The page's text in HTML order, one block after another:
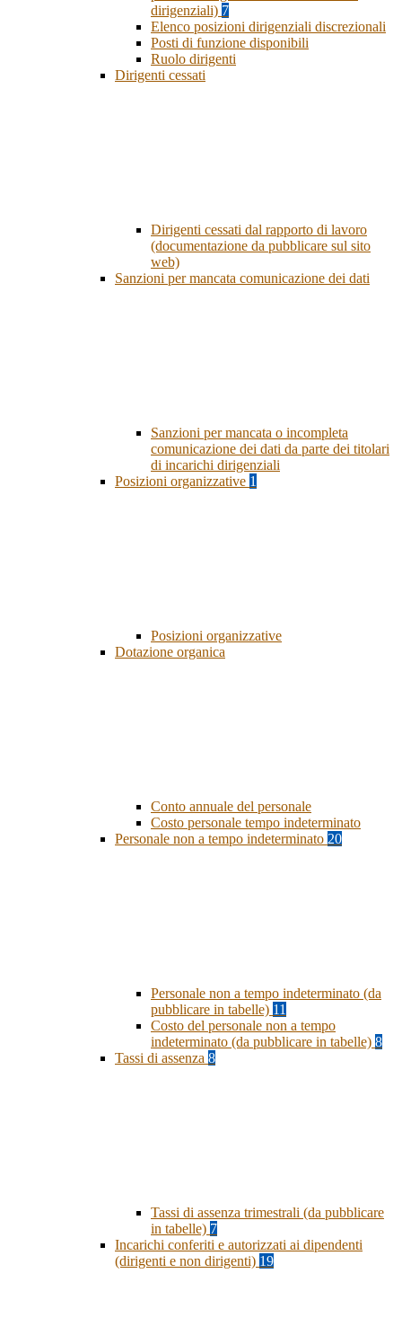
dirigenziali) 7
Elenco posizioni dirigenziali discrezionali
Posti di funzione disponibili
Ruolo dirigenti
Dirigenti cessati
Dirigenti cessati dal rapporto di lavoro
(documentazione da pubblicare sul sito
web)
Sanzioni per mancata comunicazione dei dati
Sanzioni per mancata o incompleta
comunicazione dei dati da parte dei titolari
di incarichi dirigenziali
Posizioni organizzative 1
Posizioni organizzative
Dotazione organica
Conto annuale del personale
Costo personale tempo indeterminato
Personale non a tempo indeterminato 20
Personale non a tempo indeterminato (da
pubblicare in tabelle) 11
Costo del personale non a tempo
indeterminato (da pubblicare in tabelle) 8
Tassi di assenza 8
Tassi di assenza trimestrali (da pubblicare
in tabelle) 7
Incarichi conferiti e autorizzati ai dipendenti
(dirigenti e non dirigenti) 19